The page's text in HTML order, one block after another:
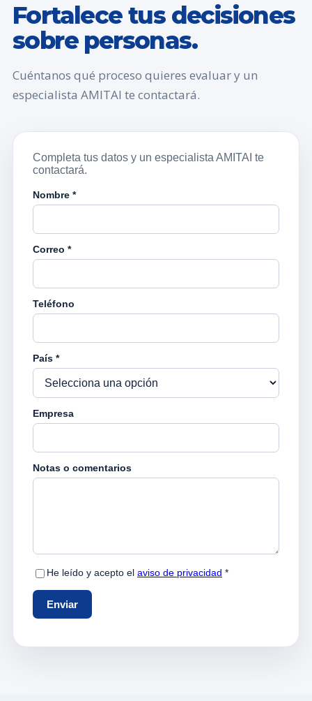
Fortalece tus decisiones
sobre personas.
Cuéntanos qué proceso quieres evaluar y un
especialista AMITAI te contactará.